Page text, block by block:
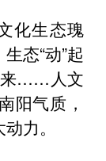
化生态瑰
态“动”起
来……人文
阳气质，
力。